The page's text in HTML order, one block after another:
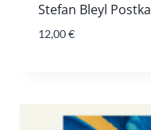
Stefan Bleyl
12,00€